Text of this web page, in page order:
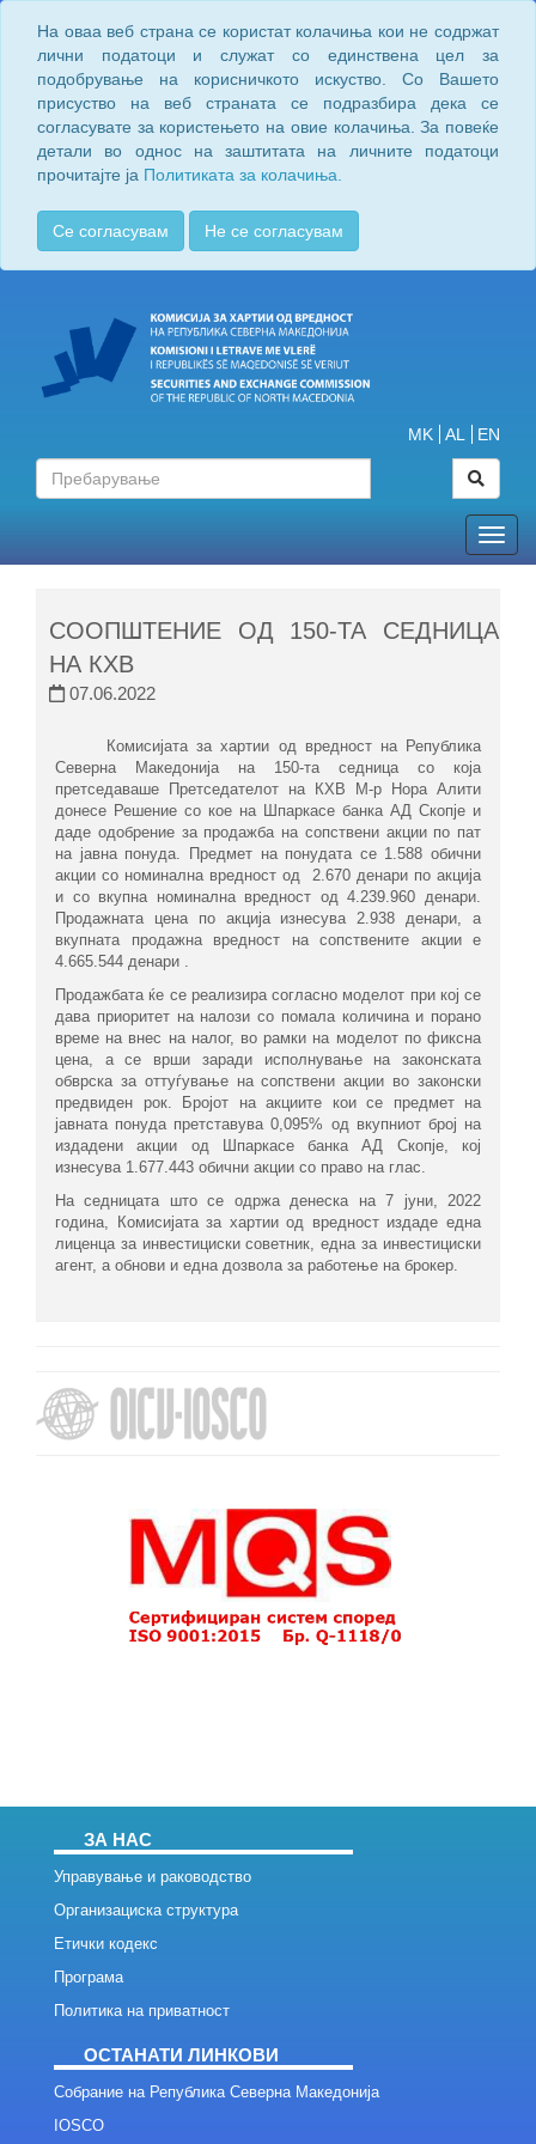
На оваа веб страна се користат колачиња кои не содржат
лични податоци и служат со единствена цел за
подобрување на корисничкото искуство. Со Вашето
присуство на веб страната се подразбира дека се
согласувате за користењето на овие колачиња. За повеќе
детали во однос на заштитата на личните податоци
прочитајте ја Политиката за колачиња.
Се согласувам Не се согласувам
MK AL EN
СООПШТЕНИЕ ОД 150-ТА СЕДНИЦА
НА КХВ
07.06.2022
Комисијата за хартии од вредност на Република
Северна Македонија на 150-та седница со која
претседаваше Претседателот на КХВ М-р Нора Алити
донесе Решение со кое на Шпаркасе банка АД Скопје и
даде одобрение за продажба на сопствени акции по пат
на јавна понуда. Предмет на понудата се 1.588 обични
акции со номинална вредност од 2.670 денари по акција
и со вкупна номинална вредност од 4.239.960 денари.
Продажната цена по акција изнесува 2.938 денари, а
вкупната продажна вредност на сопствените акции е
4.665.544 денари .
Продажбата ќе се реализира согласно моделот при кој се
дава приоритет на налози со помала количина и порано
време на внес на налог, во рамки на моделот по фиксна
цена, а се врши заради исполнување на законската
обврска за оттуѓување на сопствени акции во законски
предвиден рок. Бројот на акциите кои се предмет на
јавната понуда претставува 0,095% од вкупниот број на
издадени акции од Шпаркасе банка АД Скопје, кој
изнесува 1.677.443 обични акции со право на глас.
На седницата што се одржа денеска на 7 јуни, 2022
година, Комисијата за хартии од вредност издаде една
лиценца за инвестициски советник, една за инвестициски
агент, а обнови и една дозвола за работење на брокер.
ЗА НАС
Управување и раководство
Организациска структура
Етички кодекс
Програма
Политика на приватност
ОСТАНАТИ ЛИНКОВИ
Собрание на Република Северна Македонија
IOSCO